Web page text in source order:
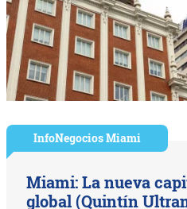
InfoNegocios Miami
Miami: La nueva
global (Quintín